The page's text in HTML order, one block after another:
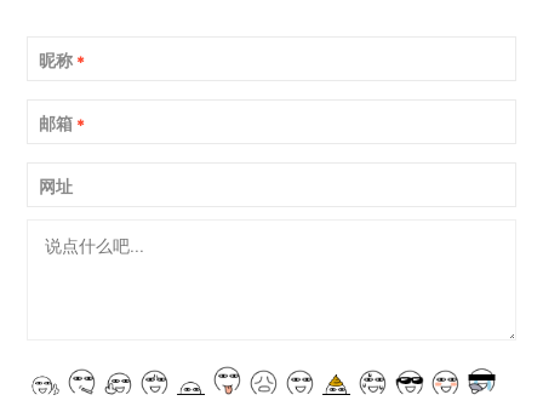
昵称 *
邮箱 *
网址